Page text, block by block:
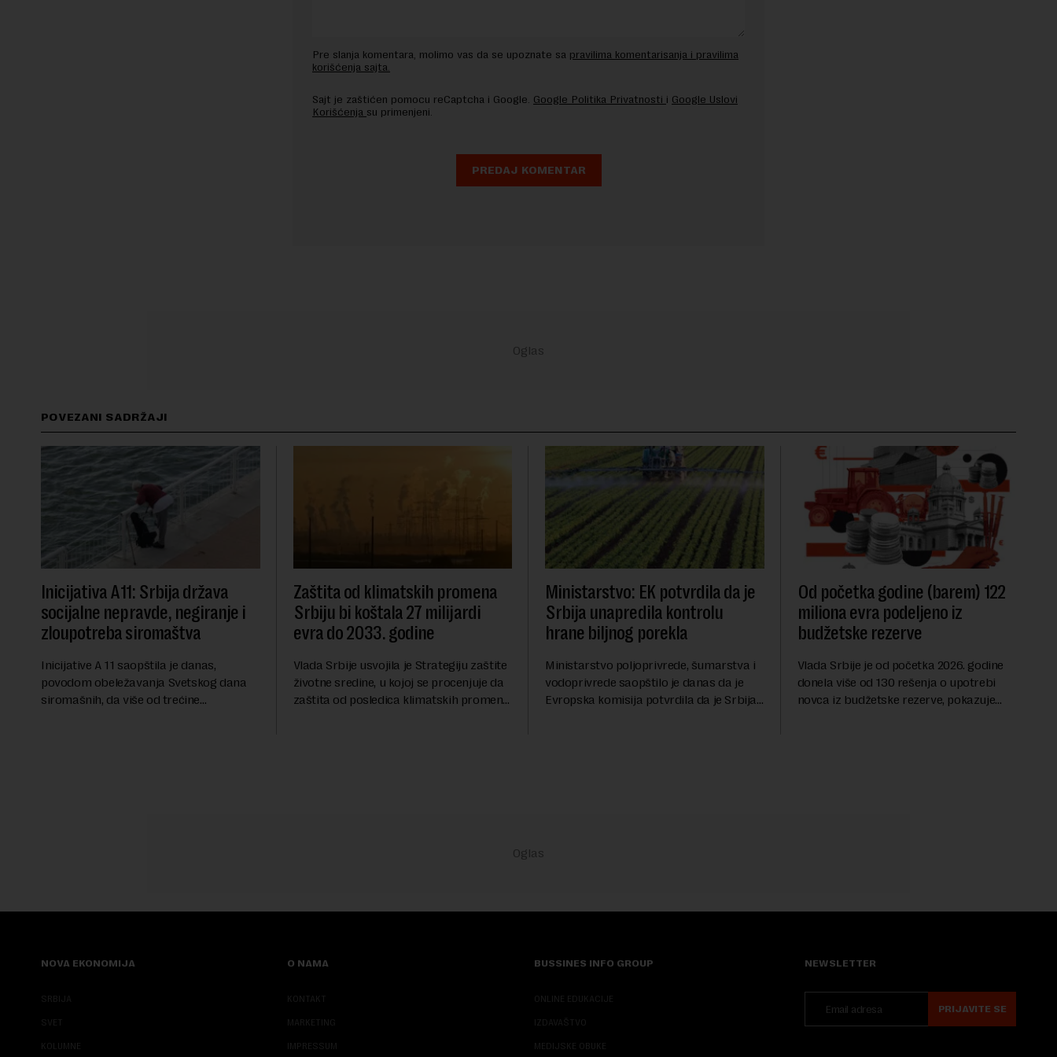
Pre slanja komentara, molimo vas da se upoznate sa pravilima komentarisanja i pravilima
korišćenja sajta.
Sajt je zaštićen pomocu reCaptcha i Google. Google Politika Privatnosti i Google Uslovi
Korišćenja su primenjeni.
POVEZANI SADRŽAJI
Inicijativa A11: Srbija država
socijalne nepravde, negiranje i
zloupotreba siromaštva
Inicijative A 11 saopštila je danas,
povodom obeležavanja Svetskog dana
siromašnih, da više od trećine
Zaštita od klimatskih promena
Srbiju bi koštala 27 milijardi
evra do 2033. godine
Vlada Srbije usvojila je Strategiju zaštite
životne sredine, u kojoj se procenjuje da
zaštita od posledica klimatskih promena,
Ministarstvo: EK potvrdila da je
Srbija unapredila kontrolu
hrane biljnog porekla
Ministarstvo poljoprivrede, šumarstva i
vodoprivrede saopštilo je danas da je
Evropska komisija potvrdila da je Srbija
Od početka godine (barem) 122
miliona evra podeljeno iz
budžetske rezerve
Vlada Srbije je od početka 2026. godine
donela više od 130 rešenja o upotrebi
novca iz budžetske rezerve, pokazuje
NOVA EKONOMIJA
SRBIJA
SVET
KOLUMNE
O NAMA
KONTAKT
MARKETING
IMPRESSUM
BUSSINES INFO GROUP
ONLINE EDUKACIJE
IZDAVAŠTVO
MEDIJSKE OBUKE
NEWSLETTER
PRIJAVITE SE